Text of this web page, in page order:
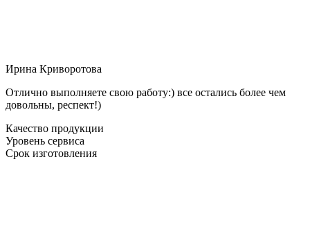
Ирина Криворотова
Отлично выполняете свою работу:) все остались более чем
довольны, респект!)
Качество продукции
Уровень сервиса
Срок изготовления